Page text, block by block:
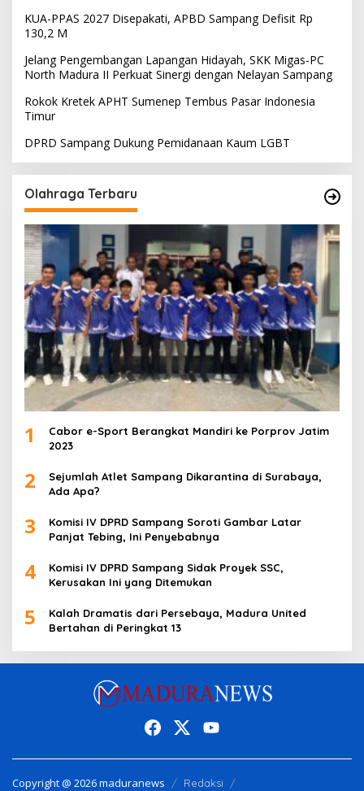
KUA-PPAS 2027 Disepakati, APBD Sampang Defisit Rp
130,2 M
Jelang Pengembangan Lapangan Hidayah, SKK Migas-PC
North Madura II Perkuat Sinergi dengan Nelayan Sampang
Rokok Kretek APHT Sumenep Tembus Pasar Indonesia
Timur
DPRD Sampang Dukung Pemidanaan Kaum LGBT
Olahraga Terbaru
1
Cabor e-Sport Berangkat Mandiri ke Porprov Jatim
2023
2
Sejumlah Atlet Sampang Dikarantina di Surabaya,
Ada Apa?
3
Komisi IV DPRD Sampang Soroti Gambar Latar
Panjat Tebing, Ini Penyebabnya
4
Komisi IV DPRD Sampang Sidak Proyek SSC,
Kerusakan Ini yang Ditemukan
5
Kalah Dramatis dari Persebaya, Madura United
Bertahan di Peringkat 13
Copyright @ 2026 maduranews
Redaksi